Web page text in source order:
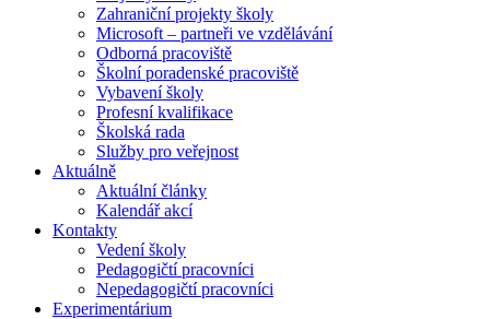
Zahraniční projekty školy
Microsoft – partneři ve vzdělávání
Odborná pracoviště
Školní poradenské pracoviště
Vybavení školy
Profesní kvalifikace
Školská rada
Služby pro veřejnost
Aktuálně
Aktuální články
Kalendář akcí
Kontakty
Vedení školy
Pedagogičtí pracovníci
Nepedagogičtí pracovníci
Experimentárium